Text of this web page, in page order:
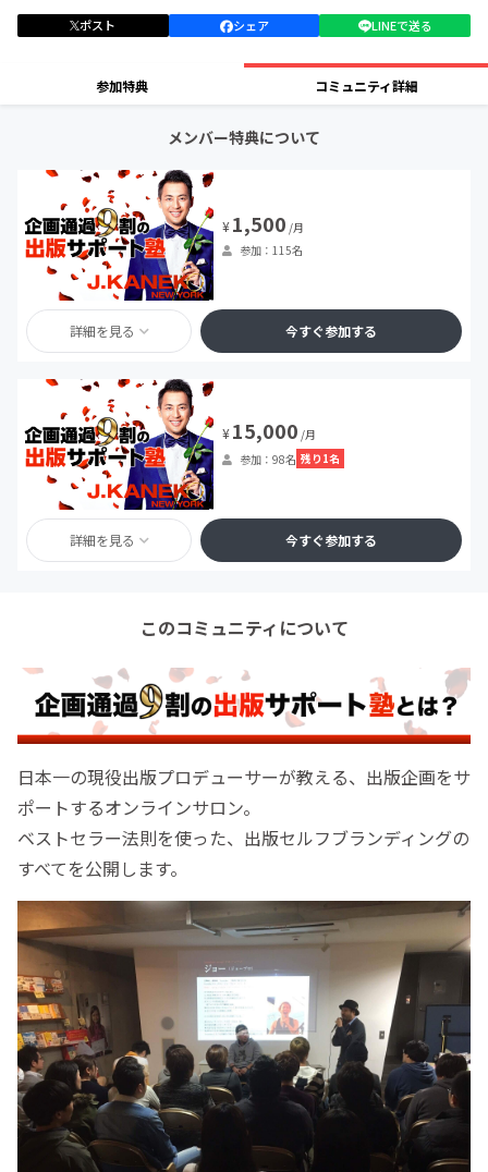
ポスト シェア LINEで送る
参加特典 コミュニティ詳細
メンバー特典について
¥1,500 /月
参加：115名
詳細を見る 今すぐ参加する
¥15,000 /月
参加：98名 残り1名
詳細を見る 今すぐ参加する
このコミュニティについて
日本一の現役出版プロデューサーが教える、出版企画をサ
ポートするオンラインサロン。
ベストセラー法則を使った、出版セルフブランディングの
すべてを公開します。